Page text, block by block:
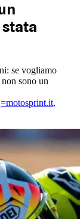
stata
se vogliamo
sono un
,